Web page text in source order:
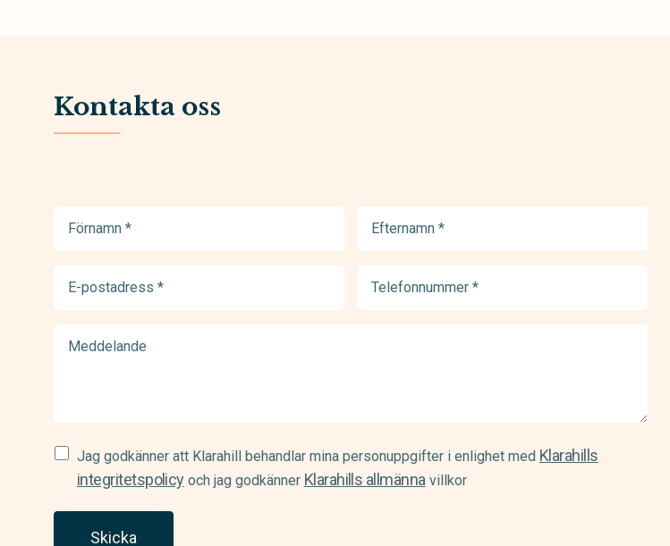
Kontakta oss
postadress
Samtycke
(Required)
Jag godkänner att Klarahill behandlar mina personuppgifter i enlighet med Klarahills
integritetspolicyoch jag godkänner Klarahills allmännavillkor
Skicka